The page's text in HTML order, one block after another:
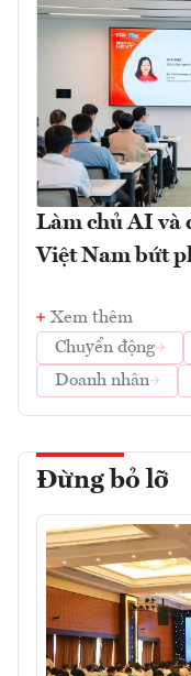
Làm chủ AI và
Việt Nam bứt
Xem thêm
Chuyển động
Doanh nhân
Đừng bỏ lỡ